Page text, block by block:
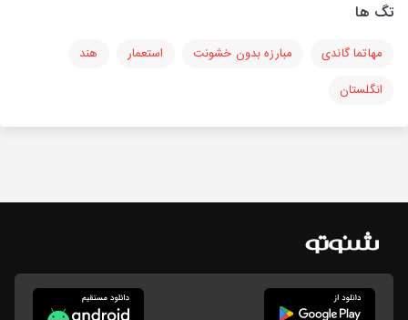
تگ ها
مهاتما گاندی مبارزه بدون خشونت استعمار
هند
انگلستان